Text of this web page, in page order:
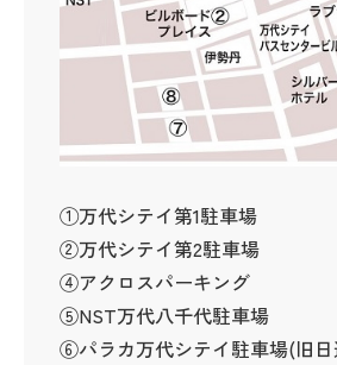
①万代シテイ第1駐車場
②万代シテイ第2駐車場
④アクロスパーキング
⑤NST万代八千代駐車場
⑥パラカ万代シテイ駐車場(旧日